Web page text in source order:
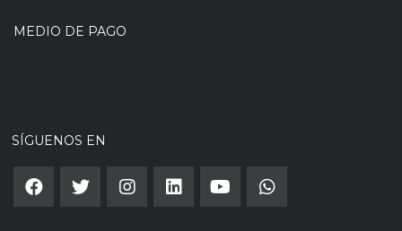
MEDIO DE PAGO
SÍGUENOS EN